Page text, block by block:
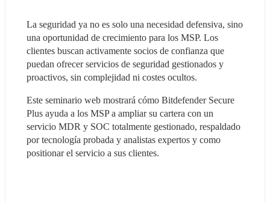
La seguridad ya no es solo una necesidad defensiva, sino
una oportunidad de crecimiento para los MSP. Los
clientes buscan activamente socios de confianza que
puedan ofrecer servicios de seguridad gestionados y
proactivos, sin complejidad ni costes ocultos.
Este seminario web mostrará cómo Bitdefender Secure
Plus ayuda a los MSP a ampliar su cartera con un
servicio MDR y SOC totalmente gestionado, respaldado
por tecnología probada y analistas expertos y como
positionar el servicio a sus clientes.